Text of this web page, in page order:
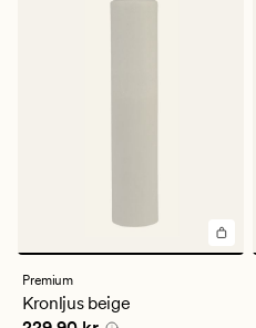
Premium
Kronljus beige